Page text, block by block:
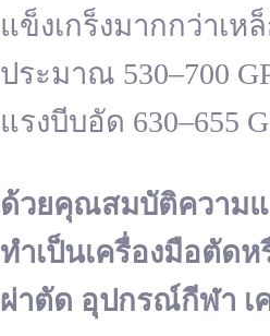
แข็งเกร็งมากกว่าเ
ประมาณ 530–700
แรงบีบอัด 630–655
ด้วยคุณสมบัติความแ
ทำเป็นเครื่องมือตัดห
ผ่าตัด อุปกรณ์กีฬา เ